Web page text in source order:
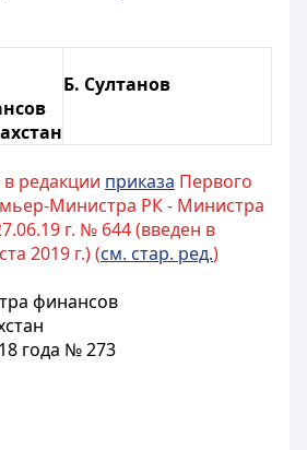
Б. Султанов
редакции приказа Первого
Министра РК - Министра
г. № 644 (введен в
2019 г.) (см. стар. ред.)
финансов
года № 273